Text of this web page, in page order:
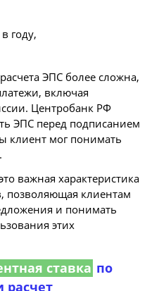
году,
ЭПС более сложна,
включая
Центробанк РФ
ЭПС перед подписанием
клиент мог понимать
важная характеристика
позволяющая клиентам
и понимать
этих
ставка по
расчет